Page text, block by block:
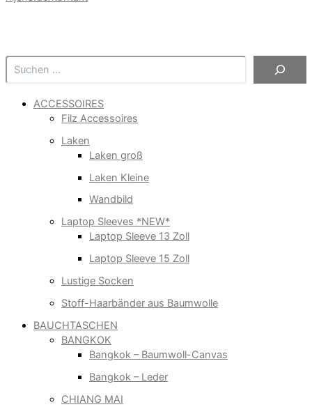
Suchen
ACCESSOIRES
Filz Accessoires
Laken
Laken groß
Laken Kleine
Wandbild
Laptop Sleeves *NEW*
Laptop Sleeve 13 Zoll
Laptop Sleeve 15 Zoll
Lustige Socken
Stoff-Haarbänder aus Baumwolle
BAUCHTASCHEN
BANGKOK
Bangkok – Baumwoll-Canvas
Bangkok – Leder
CHIANG MAI